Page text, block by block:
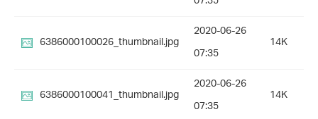
6386000100026_thumbnail.jpg
2020-06-26
07:35
14K
6386000100041_thumbnail.jpg
2020-06-26
07:35
14K